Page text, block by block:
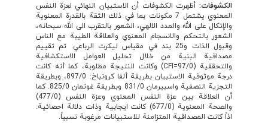
الكشوفات: أظهرت الكشوفات أن الاستبيان النهائي لعزة النفس
المعنوي يشتمل 7 مكونات بما في ذلك الثقة بالقدرة المعنوية
والإتكال على الله والمدد الالهي، الشعور بالتقرب الى الله سبحانه،
الشعور بالتحكم والانسجام المعنوي والعلاقة الطيبة مع الناس
وقبول الذات و25 بند في مقياس ليكرت الرباعي. تم تقييم
مصداقية البنية من خلال تحليل العوامل الاستكشافية
والتحققية (97/0=CFI) وكانت النتيجة مطلوبة، كما أنه كانت
درجة موثوقية الاستبيان بطريقة ألفا كرونباخ: 897/0، وبطريقة
التجزية النصفية واسبيرمان 831/0 وبطريقة غوتمان 825/0. كما
أن العلاقة بين عزة النفس المعنوي وعزة النفس (477/0)
والصحة المعنوية (677/0) كانت ايجابية وذات دلالة احصائية.
اذاً كانت المصداقية المتزامنة للاستبيانات مرغوبة نسبياً.